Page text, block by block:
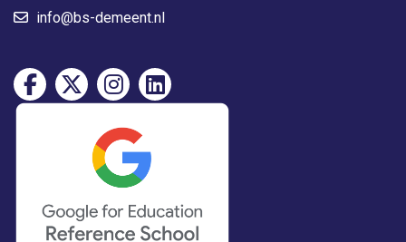
info@bs-demeent.nl